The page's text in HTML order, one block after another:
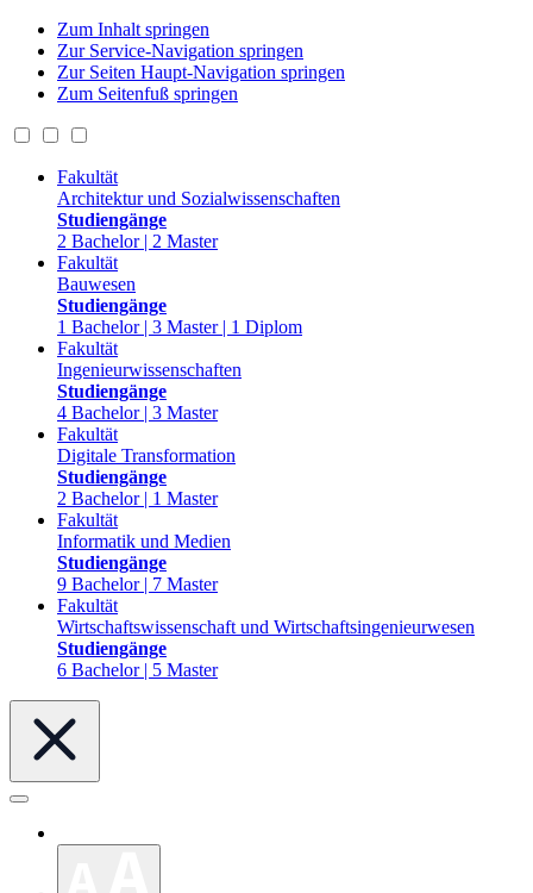
Zum Inhalt springen
Zur Service-Navigation springen
Zur Seiten Haupt-Navigation springen
Zum Seitenfuß springen
Fakultät
Architektur und Sozialwissenschaften
Studiengänge
2 Bachelor | 2 Master
Fakultät
Bauwesen
Studiengänge
1 Bachelor | 3 Master | 1 Diplom
Fakultät
Ingenieurwissenschaften
Studiengänge
4 Bachelor | 3 Master
Fakultät
Digitale Transformation
Studiengänge
2 Bachelor | 1 Master
Fakultät
Informatik und Medien
Studiengänge
9 Bachelor | 7 Master
Fakultät
Wirtschaftswissenschaft und Wirtschaftsingenieurwesen
Studiengänge
6 Bachelor | 5 Master